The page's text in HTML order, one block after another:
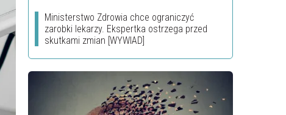
Ministerstwo Zdrowia chce ograniczyć
zarobki lekarzy. Ekspertka ostrzega przed
skutkami zmian [WYWIAD]